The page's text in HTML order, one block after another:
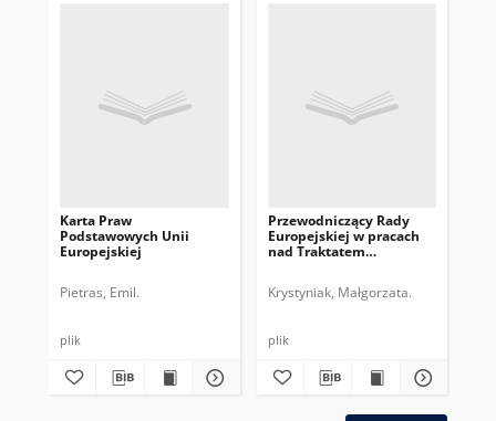
Karta Praw
Podstawowych Unii
Europejskiej
Pietras, Emil.
plik
Przewodniczący Rady
Europejskiej w pracach
nad Traktatem
Krystyniak, Małgorzata.
plik